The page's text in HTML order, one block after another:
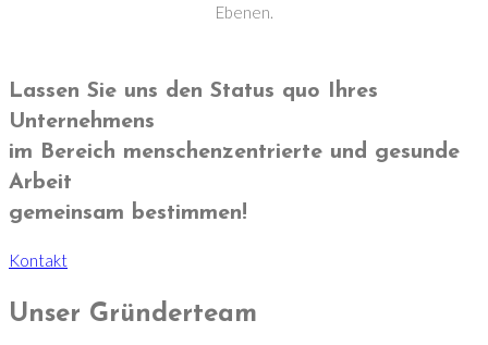
Ebenen.
Lassen Sie uns den Status quo Ihres
Unternehmens
im Bereich menschenzentrierte und gesunde
Arbeit
gemeinsam bestimmen!
Kontakt
Unser Gründerteam